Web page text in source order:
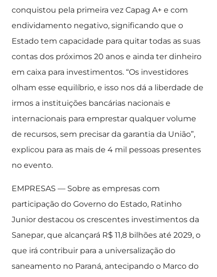
conquistou pela primeira vez Capag A+ e com
endividamento negativo, significando que o
Estado tem capacidade para quitar todas as suas
contas dos próximos 20 anos e ainda ter dinheiro
em caixa para investimentos. “Os investidores
olham esse equilíbrio, e isso nos dá a liberdade de
irmos a instituições bancárias nacionais e
internacionais para emprestar qualquer volume
de recursos, sem precisar da garantia da União”,
explicou para as mais de 4 mil pessoas presentes
no evento.
EMPRESAS — Sobre as empresas com
participação do Governo do Estado, Ratinho
Junior destacou os crescentes investimentos da
Sanepar, que alcançará R$ 11,8 bilhões até 2029, o
que irá contribuir para a universalização do
saneamento no Paraná, antecipando o Marco do